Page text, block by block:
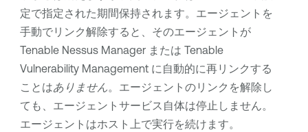
定で指定された期間保持されます。エージェントを
手動でリンク解除すると、そのエージェントが
Tenable Nessus Managerまたは Tenable
Vulnerability Managementに自動的に再リンクする
ことはありません。エージェントのリンクを解除し
ても、エージェントサービス自体は停止しません。
エージェントはホスト上で実行を続けます。